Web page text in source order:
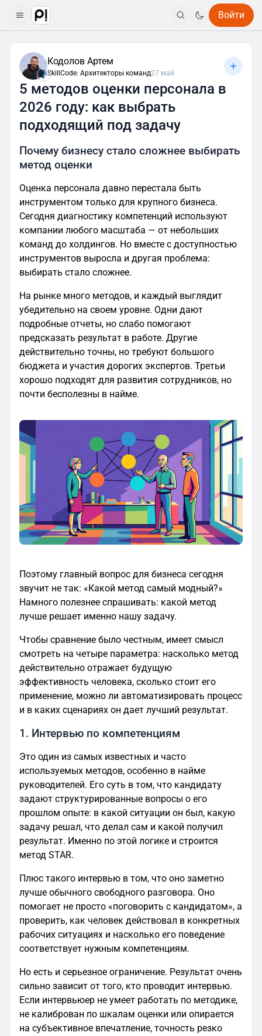
Войти
Кодолов Артем
SkillCode: Архитекторы команд27 май
5 методов оценки персонала в
2026 году: как выбрать
подходящий под задачу
Почему бизнесу стало сложнее выбирать
метод оценки
Оценка персонала давно перестала быть
инструментом только для крупного бизнеса.
Сегодня диагностику компетенций используют
компании любого масштаба — от небольших
команд до холдингов. Но вместе с доступностью
инструментов выросла и другая проблема:
выбирать стало сложнее.
На рынке много методов, и каждый выглядит
убедительно на своем уровне. Одни дают
подробные отчеты, но слабо помогают
предсказать результат в работе. Другие
действительно точны, но требуют большого
бюджета и участия дорогих экспертов. Третьи
хорошо подходят для развития сотрудников, но
почти бесполезны в найме.
Поэтому главный вопрос для бизнеса сегодня
звучит не так: «Какой метод самый модный?»
Намного полезнее спрашивать: какой метод
лучше решает именно нашу задачу.
Чтобы сравнение было честным, имеет смысл
смотреть на четыре параметра: насколько метод
действительно отражает будущую
эффективность человека, сколько стоит его
применение, можно ли автоматизировать процесс
и в каких сценариях он дает лучший результат.
1. Интервью по компетенциям
Это один из самых известных и часто
используемых методов, особенно в найме
руководителей. Его суть в том, что кандидату
задают структурированные вопросы о его
прошлом опыте: в какой ситуации он был, какую
задачу решал, что делал сам и какой получил
результат. Именно по этой логике и строится
метод STAR.
Плюс такого интервью в том, что оно заметно
лучше обычного свободного разговора. Оно
помогает не просто «поговорить с кандидатом», а
проверить, как человек действовал в конкретных
рабочих ситуациях и насколько его поведение
соответствует нужным компетенциям.
Но есть и серьезное ограничение. Результат очень
сильно зависит от того, кто проводит интервью.
Если интервьюер не умеет работать по методике,
не калиброван по шкалам оценки или опирается
на субъективное впечатление, точность резко